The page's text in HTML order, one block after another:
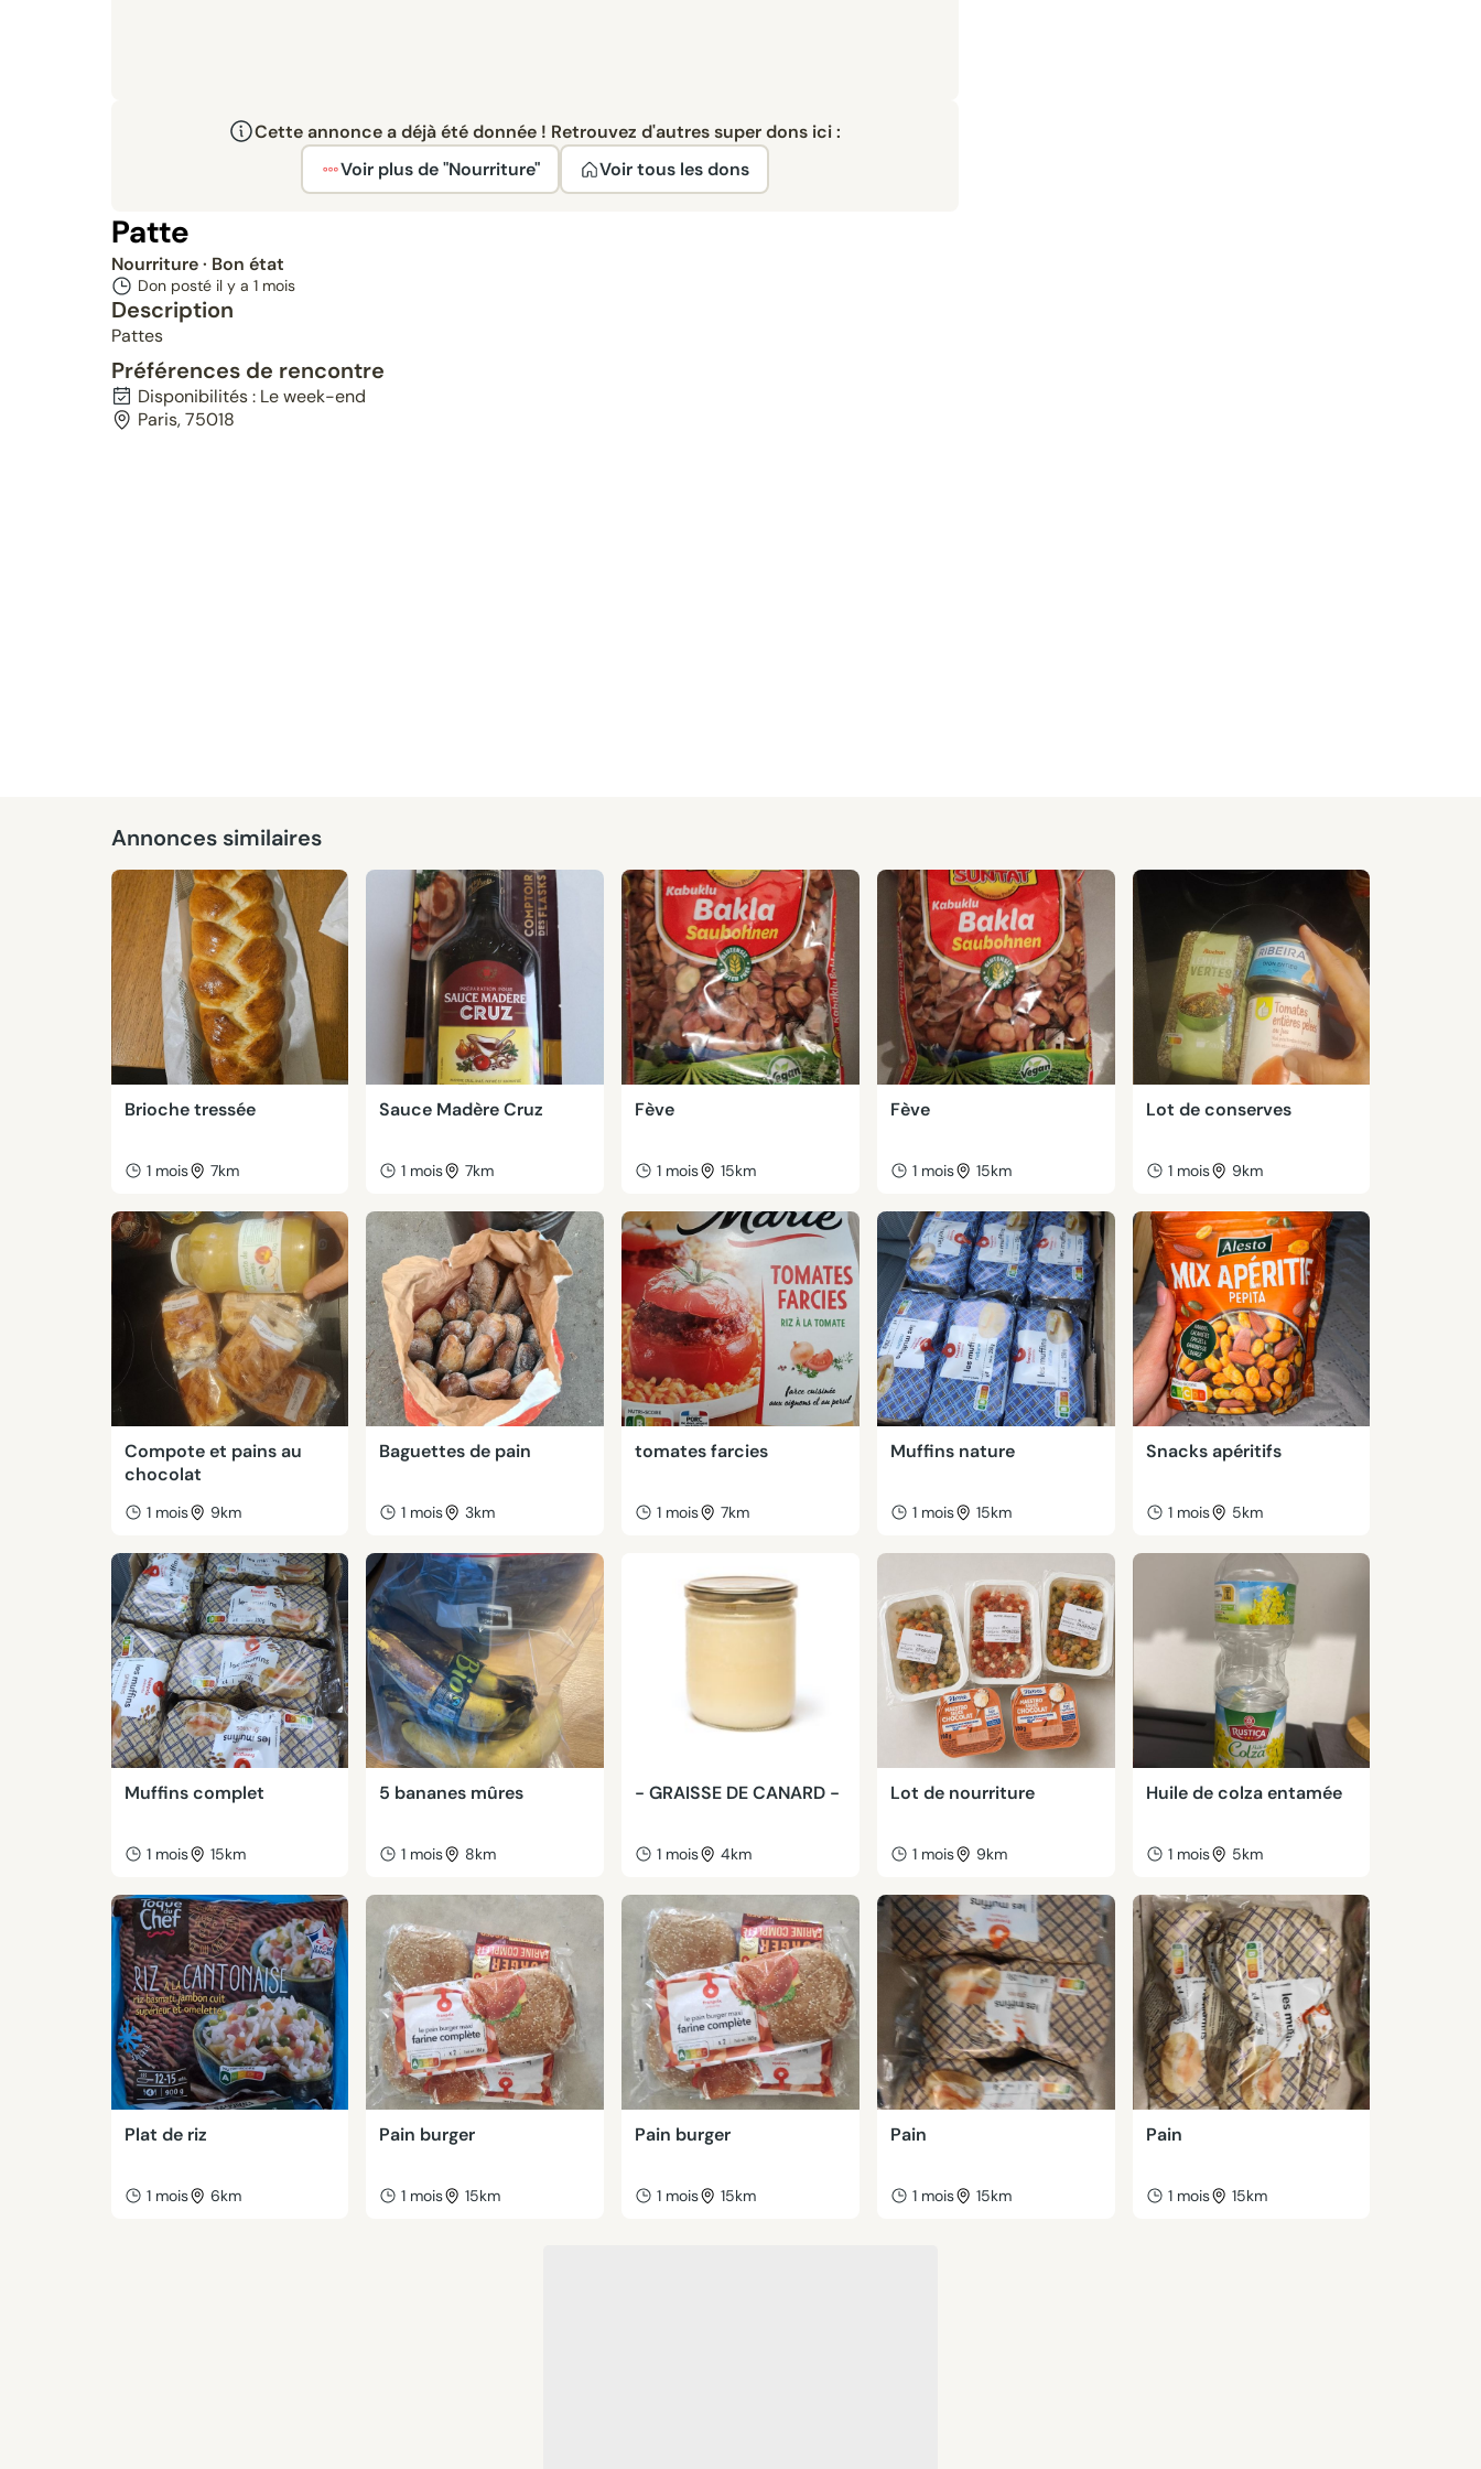
Cette annonce a déjà été donnée ! Retrouvez d'autres super dons ici :
Voir plus de "Nourriture"
Voir tous les dons
Patte
Nourriture· Bon état
Don posté il y a 1 mois
Description
Pattes
Préférences de rencontre
Disponibilités : Le week-end
Paris, 75018
Annonces similaires
Brioche tressée
1 mois 7km
Sauce Madère Cruz
1 mois 7km
Fève
1 mois 15km
Fève
1 mois 15km
Lot de conserves
1 mois 9km
Compote et pains au
chocolat
1 mois 9km
Baguettes de pain
1 mois 3km
tomates farcies
1 mois 7km
Muffins nature
1 mois 15km
Snacks apéritifs
1 mois 5km
Muffins complet
1 mois 15km
5 bananes mûres
1 mois 8km
- GRAISSE DE CANARD -
1 mois 4km
Lot de nourriture
1 mois 9km
Huile de colza entamée
1 mois 5km
Plat de riz
1 mois 6km
Pain burger
1 mois 15km
Pain burger
1 mois 15km
Pain
1 mois 15km
Pain
1 mois 15km